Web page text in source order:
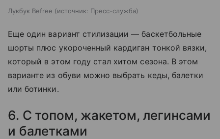
Лукбук Befree источник: Пресс-служба
Еще один вариант стилизации — баскетбольные
шорты плюс укороченный кардиган тонкой вязки,
который в этом году стал хитом сезона. В этом
варианте из обуви можно выбрать кеды, балетки
или ботинки.
6. С топом, жакетом,легинсами
и балетками